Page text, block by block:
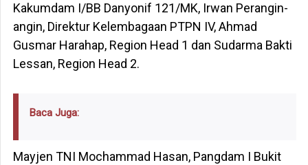
Kakumdam I/BB Danyonif 121/MK, Irwan Perangin-
angin, Direktur Kelembagaan PTPN IV, Ahmad
Gusmar Harahap, Region Head 1 dan Sudarma Bakti
Lessan, Region Head 2.
Baca Juga:
Mayjen TNI Mochammad Hasan, Pangdam I Bukit